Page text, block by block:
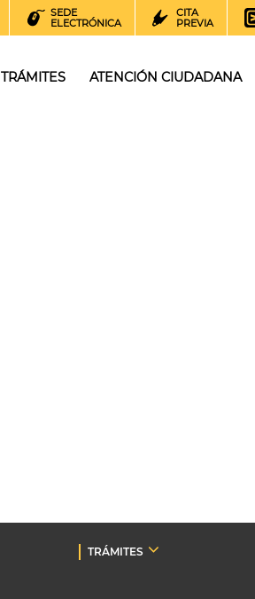
SEDE
ELECTRÓNICA
CITA
PREVIA
TRÁMITES ATENCIÓN CIUDADANA
TRÁMITES